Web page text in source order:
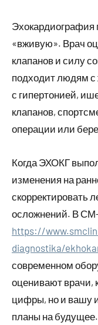
Эхокардиография
«вживую». Врач
клапанов и силу
подходит людям
с гипертонией,
клапанов,
операции или
Когда ЭХОКГ
изменения на
скорректировать
осложнений. В
https://
diagnostika/
современном
оценивают врачи,
цифры, но и вашу
планы на будущее.